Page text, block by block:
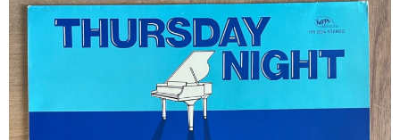
GGについて
取り置きなどについて
Categories